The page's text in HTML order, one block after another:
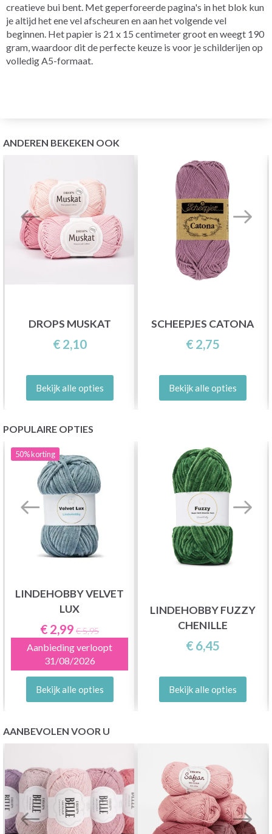
creatieve bui bent. Met geperforeerde pagina's in het blok kun
je altijd het ene vel afscheuren en aan het volgende vel
beginnen. Het papier is 21 x 15 centimeter groot en weegt 190
gram, waardoor dit de perfecte keuze is voor je schilderijen op
volledig A5-formaat.
ANDEREN BEKEKEN OOK
DROPS MUSKAT
€ 2,10
Bekijk alle opties
SCHEEPJES CATONA
€ 2,75
Bekijk alle opties
POPULAIRE OPTIES
50%korting
LINDEHOBBY VELVET
LUX
€ 2,99 € 5,95
Aanbieding verloopt
31/08/2026
Bekijk alle opties
LINDEHOBBY FUZZY
CHENILLE
€ 6,45
Bekijk alle opties
AANBEVOLEN VOOR U